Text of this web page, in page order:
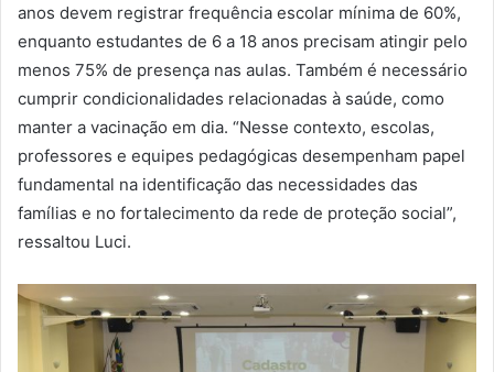
anos devem registrar frequência escolar mínima de 60%,
enquanto estudantes de 6 a 18 anos precisam atingir pelo
menos 75% de presença nas aulas. Também é necessário
cumprir condicionalidades relacionadas à saúde, como
manter a vacinação em dia. “Nesse contexto, escolas,
professores e equipes pedagógicas desempenham papel
fundamental na identificação das necessidades das
famílias e no fortalecimento da rede de proteção social”,
ressaltou Luci.